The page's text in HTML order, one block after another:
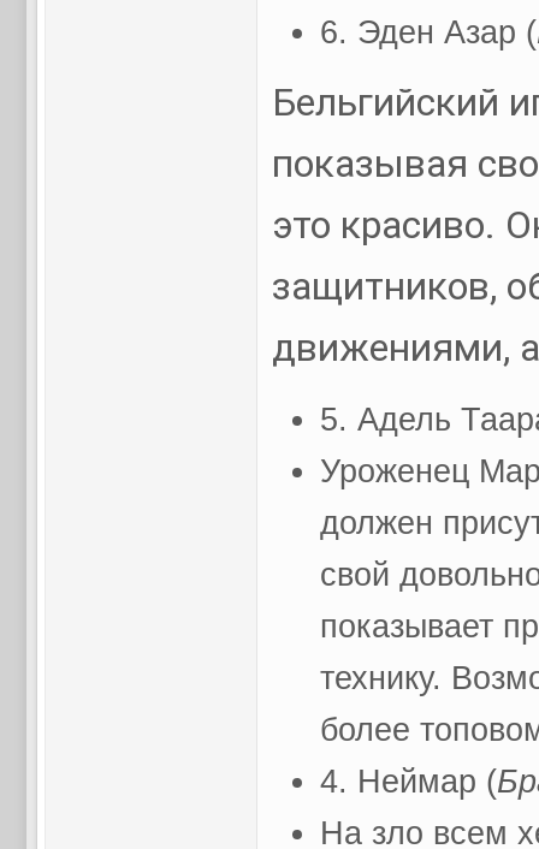
6. Эден Азар (
Бельгийский
показывая
это красиво.
защитников,
движениями,
5. Адель
Уроженец
должен
свой
показывает
технику.
более
4. Неймар (
На зло всем